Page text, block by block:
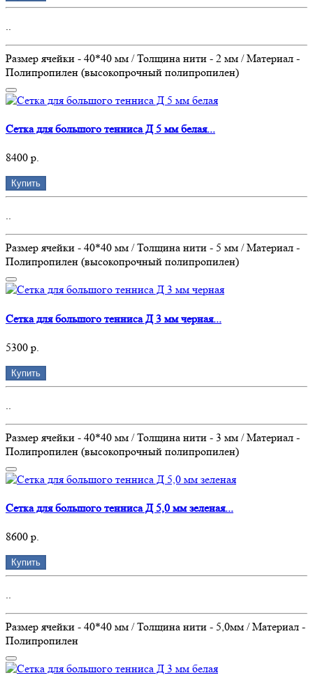
..
Размер ячейки - 40*40 мм / Толщина нити - 2 мм / Материал -
Полипропилен (высокопрочный полипропилен)
Сетка для большого тенниса Д 5 мм белая...
8400 р.
Купить
..
Размер ячейки - 40*40 мм / Толщина нити - 5 мм / Материал -
Полипропилен (высокопрочный полипропилен)
Сетка для большого тенниса Д 3 мм черная...
5300 р.
Купить
..
Размер ячейки - 40*40 мм / Толщина нити - 3 мм / Материал -
Полипропилен (высокопрочный полипропилен)
Сетка для большого тенниса Д 5,0 мм зеленая...
8600 р.
Купить
..
Размер ячейки - 40*40 мм / Толщина нити - 5,0мм / Материал -
Полипропилен